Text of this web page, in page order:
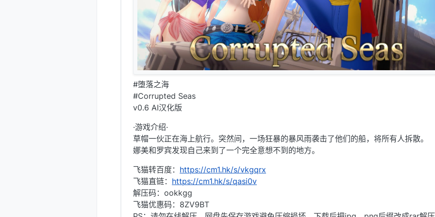
#堕落之海
#Corrupted Seas
v0.6 AI汉化版
·游戏介绍·
草帽一伙正在海上航行。突然间，一场狂暴的暴风雨袭击了他们的船，将所有人拆散。
娜美和罗宾发现自己来到了一个完全意想不到的地方。
飞猫转百度： https://cm1.hk/s/vkgqrx
飞猫直链： https://cm1.hk/s/qasi0v
解压码：ookkgg
飞猫优惠码：8ZV9BT